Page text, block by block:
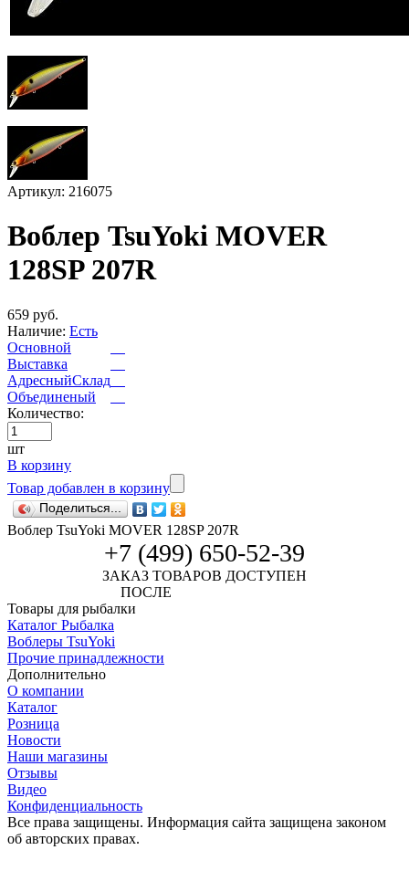
Артикул: 216075
Воблер TsuYoki MOVER
128SP 207R
659 руб.
Наличие: Есть
Основной
Выставка
АдресныйСклад
Объединеный
Количество:
шт
В корзину
Товар добавлен в корзину
Поделиться...
Воблер TsuYoki MOVER 128SP 207R
+7 (499) 650-52-39
ЗАКАЗ ТОВАРОВ ДОСТУПЕН
ПОСЛЕ
Товары для рыбалки
Каталог Рыбалка
Воблеры TsuYoki
Прочие принадлежности
Дополнительно
О компании
Каталог
Розница
Новости
Наши магазины
Отзывы
Видео
Конфиденциальность
Все права защищены. Информация сайта защищена законом
об авторских правах.